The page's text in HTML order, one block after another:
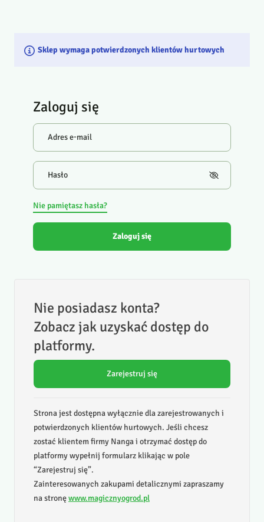
Sklep wymaga potwierdzonych klientów hurtowych
Zaloguj się
Adres e-mail
Hasło
Nie pamiętasz hasła?
Zaloguj się
Nie posiadasz konta?
Zobacz jak uzyskać dostęp do
platformy.
Zarejestruj się
Strona jest dostępna wyłącznie dla zarejestrowanych i
potwierdzonych klientów hurtowych. Jeśli chcesz
zostać klientem firmy Nanga i otrzymać dostęp do
platformy wypełnij formularz klikając w pole
“Zarejestruj się”.
Zainteresowanych zakupami detalicznymi zapraszamy
na stronęwww.magicznyogrod.pl